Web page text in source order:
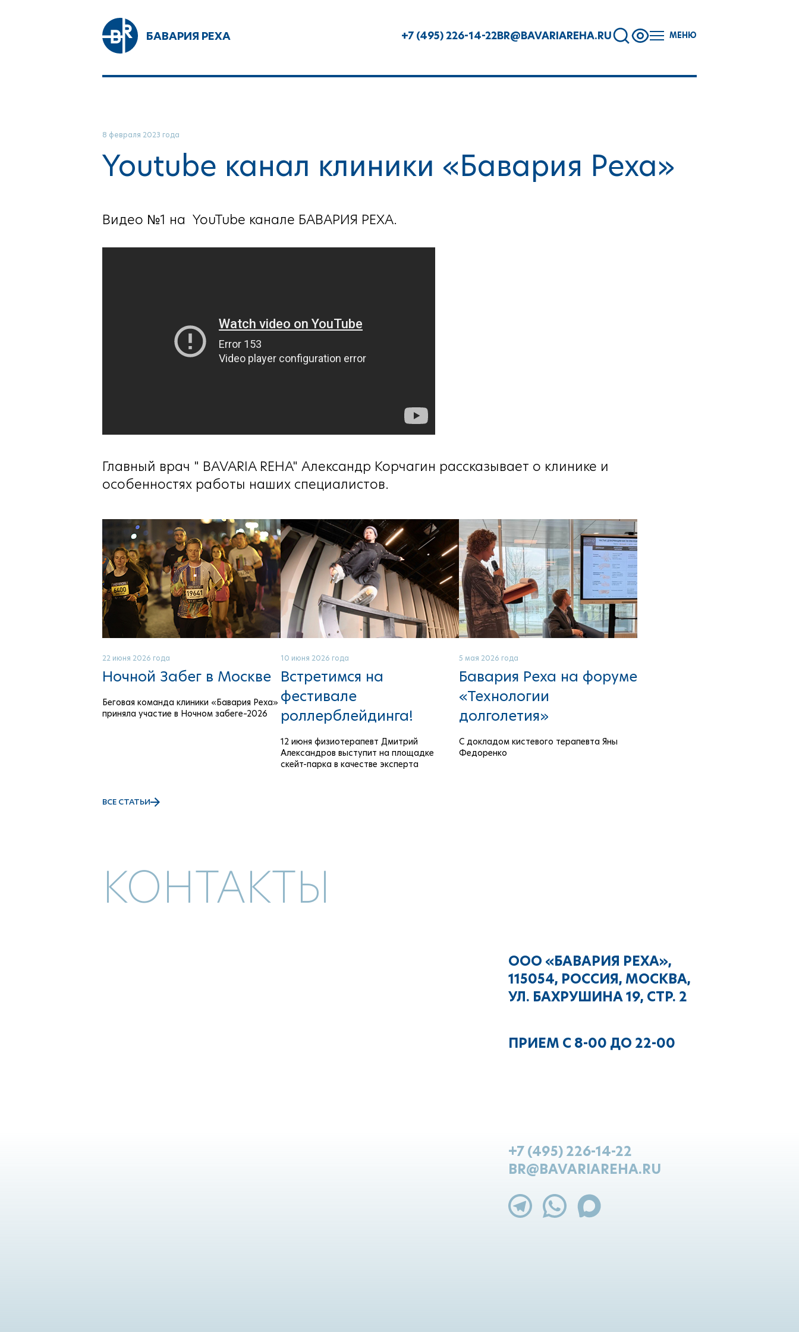
БАВАРИЯ РЕХА +7 (495) 226-14-22BR@BAVARIAREHA.RU МЕНЮ
8 февраля 2023 года
Youtube канал клиники «Бавария Реха»
Видео №1 на YouTube канале БАВАРИЯ РЕХА.
Главный врач " BAVARIA REHA" Александр Корчагин рассказывает о клинике и
особенностях работы наших специалистов.
22 июня 2026 года
Ночной Забег в Москве
Беговая команда клиники «Бавария Реха»
приняла участие в Ночном забеге–2026
10 июня 2026 года
Встретимся на
фестивале
роллерблейдинга!
12 июня физиотерапевт Дмитрий
Александров выступит на площадке
скейт-парка в качестве эксперта
5 мая 2026 года
Бавария Реха на форуме
«Технологии
долголетия»
С докладом кистевого терапевта Яны
Федоренко
ВСЕ СТАТЬИ
КОНТАКТЫ
ООО «БАВАРИЯ РЕХА»,
115054, РОССИЯ, МОСКВА,
УЛ. БАХРУШИНА 19, СТР. 2
ПРИЕМ С 8-00 ДО 22-00
+7 (495) 226-14-22
BR@BAVARIAREHA.RU